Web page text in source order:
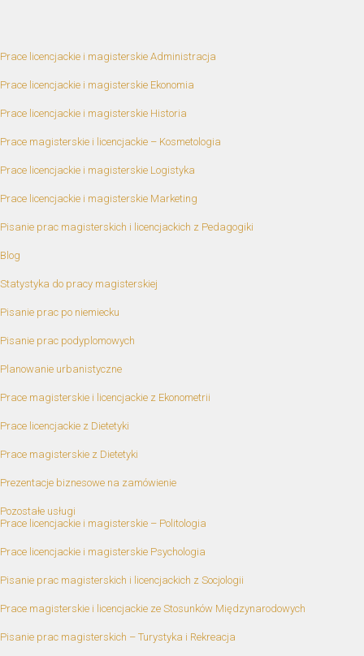
Prace licencjackie i magisterskie Administracja
Prace licencjackie i magisterskie Ekonomia
Prace licencjackie i magisterskie Historia
Prace magisterskie i licencjackie – Kosmetologia
Prace licencjackie i magisterskie Logistyka
Prace licencjackie i magisterskie Marketing
Pisanie prac magisterskich i licencjackich z Pedagogiki
Blog
Statystyka do pracy magisterskiej
Pisanie prac po niemiecku
Pisanie prac podyplomowych
Planowanie urbanistyczne
Prace magisterskie i licencjackie z Ekonometrii
Prace licencjackie z Dietetyki
Prace magisterskie z Dietetyki
Prezentacje biznesowe na zamówienie
Pozostałe usługi
Prace licencjackie i magisterskie – Politologia
Prace licencjackie i magisterskie Psychologia
Pisanie prac magisterskich i licencjackich z Socjologii
Prace magisterskie i licencjackie ze Stosunków Międzynarodowych
Pisanie prac magisterskich – Turystyka i Rekreacja